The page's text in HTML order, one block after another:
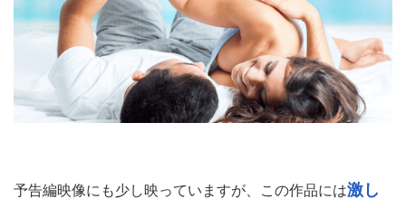
予告編映像にも少し映っていますが、この作品には激し